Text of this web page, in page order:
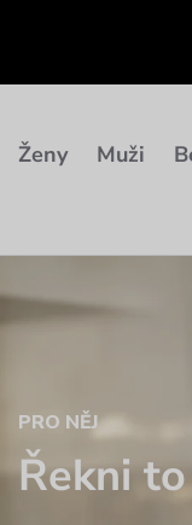
Ženy Muži
PRO NĚJ
Řekni